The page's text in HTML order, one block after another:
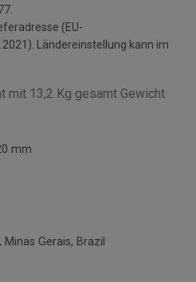
(EU-
Ländereinstellung kann im
mit 13,2 Kg gesamt Gewicht
mm
Gerais, Brazil